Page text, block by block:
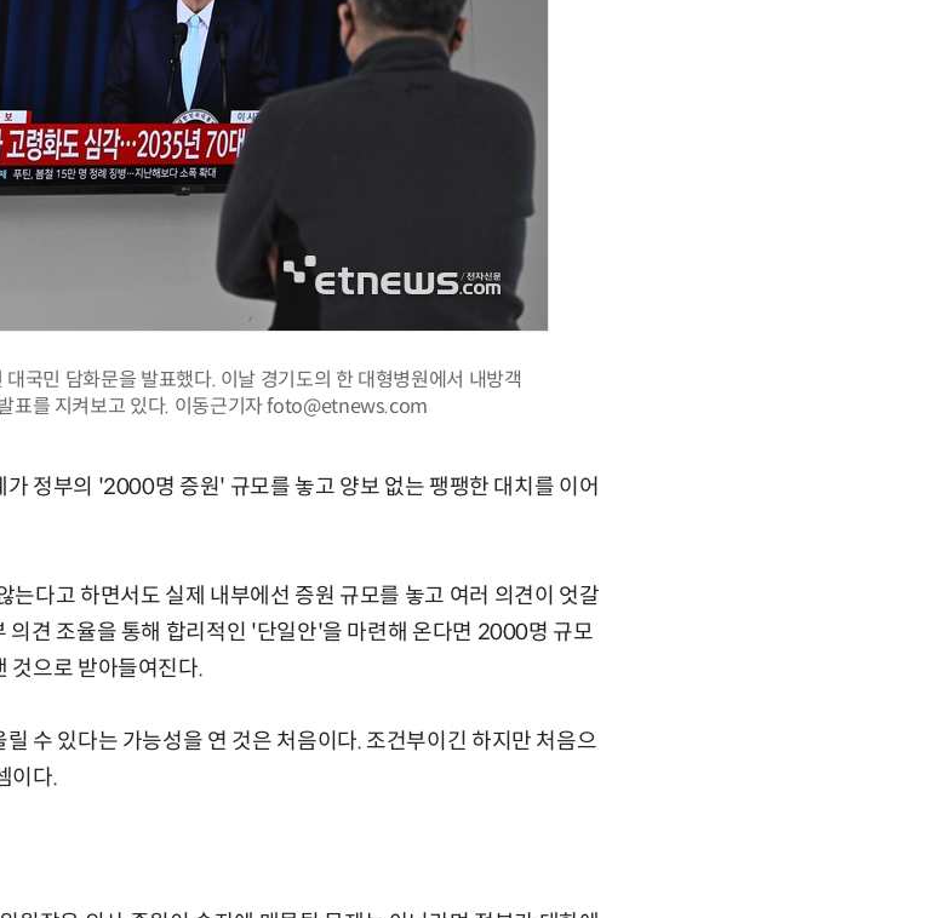
국민 담화문을 발표했다. 이날 경기도의 한 대형병원에서 내방객
표를 지켜보고 있다. 이동근기자 foto@etnews.com
정부의 '2000명 증원' 규모를 놓고 양보 없는 팽팽한 대치를 이어
다고 하면서도 실제 내부에선 증원 규모를 놓고 여러 의견이 엇갈
의견 조율을 통해 합리적인 '단일안'을 마련해 온다면 2000명 규모
것으로 받아들여진다.
수 있다는 가능성을 연 것은 처음이다. 조건부이긴 하지만 처음으
이다.